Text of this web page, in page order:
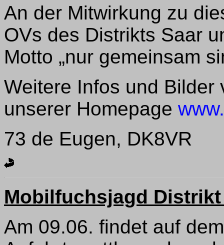
An der Mitwirkung zu
OVs des Distrikts Saar
Motto „nur gemeinsam
Weitere Infos und Bilder
unserer Homepage
73 de Eugen, DK8VR
Mobilfuchsjagd
Am 09.06. findet auf